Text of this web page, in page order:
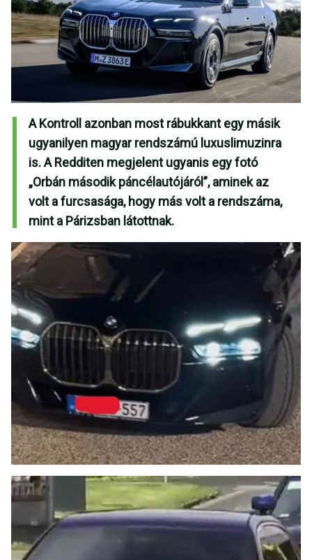
A Kontroll azonban most rábukkant egy másik
ugyanilyen magyar rendszámú luxuslimuzinra
is. A Redditen megjelent ugyanis egy fotó
„Orbán második páncélautójáról”, aminek az
volt a furcsasága, hogy más volt a rendszáma,
mint a Párizsban látottnak.